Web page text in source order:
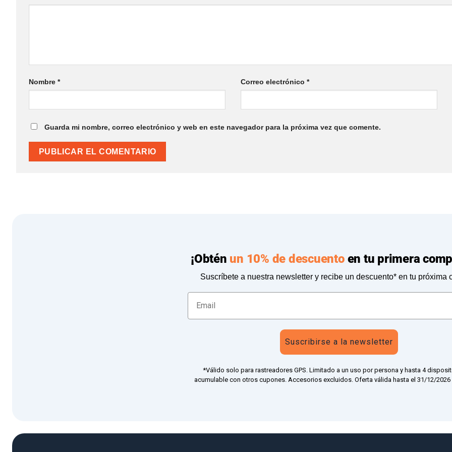
Nombre * Correo electrónico *
Guarda mi nombre, correo electrónico y web en este navegador para la próxima vez que comente.
¡Obtén un 10% de descuentoen tu primera
Suscríbete a nuestra newsletter y recibe un descuento* en tu próxima
Suscribirse a la newsletter
*Válido solo para rastreadores GPS. Limitado a un uso por persona y hasta 4
acumulable con otros cupones. Accesorios excluidos. Oferta válida hasta el 31/12/2026